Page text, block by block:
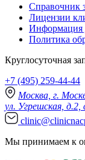
Справочник
Лицензии
Информация
Политика
Круглосуточная
+7 (495) 259-44-44
Москва, г.
ул. Угрешская, д.2,
Мы принимаем к